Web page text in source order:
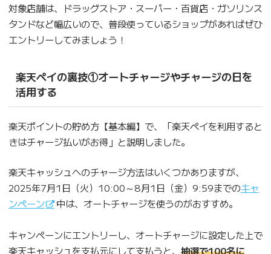
対象店舗は、ドラッグストア・スーパー・百貨店・ガソリンス
タンドなど幅広いので、普段使っているショップがあればぜひ
エントリーしてみましょう！
楽天ペイの裏技①オートチャージやチャージの日を
活用する
楽天ポイントの貯め方【基本編】で、「楽天ペイを利用すると
きはチャージ払いがお得」と説明しました。
楽天キャッシュへのチャージ方法はいくつかありますが、
2025年7月1日（火）10:00～8月1日（金）9:59までのキャ
ンペーン
中は、オートチャージを使うのがおすすめ。
キャンペーンにエントリーし、オートチャージに設定した上で
楽天キャッシュを支払元にして支払うと、 抽選で100名に